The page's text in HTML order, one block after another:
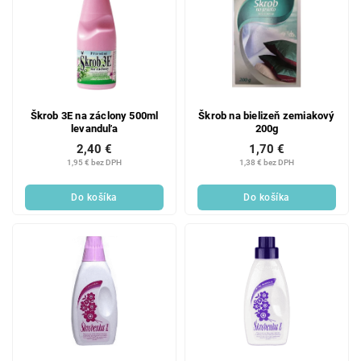
Škrob 3E na záclony 500ml
levanduľa
1,95 € bez DPH
2,40 €
Do košíka
Škrob na bielizeň zemiakový
200g
1,38 € bez DPH
1,70 €
Do košíka